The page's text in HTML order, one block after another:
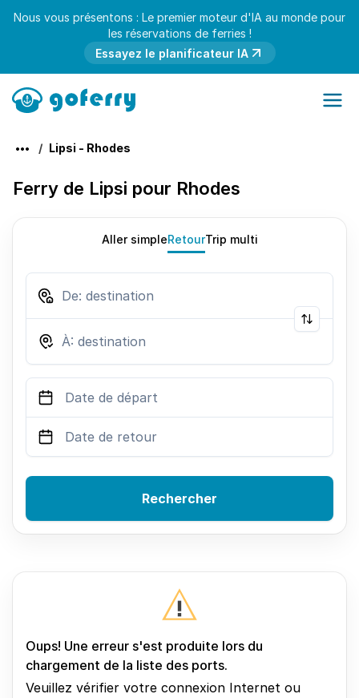
Nous vous présentons : Le premier moteur d'IA au monde pour
les réservations de ferries !
Essayez le planificateur IA
Lipsi - Rhodes
Ferry de Lipsi pour Rhodes
Aller simpleRetourTrip multi
Rechercher
Oups! Une erreur s'est produite lors du
chargement de la liste des ports.
Veuillez vérifier votre connexion Internet ou